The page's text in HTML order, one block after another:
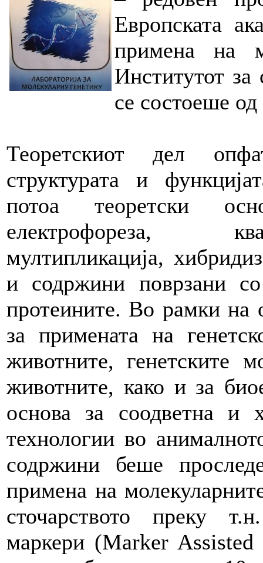
Европската
примена на
Институтот за
се состоеше
Теоретскиот дел
структурата и
потоа теоретски
електрофореза,
мултипликација,
и содржини поврзани
протеините. Во рамки на
за примената на
животните, генетските
животните, како и за
основа за соодветна и
технологии во
содржини беше
примена на
сточарството преку
маркери (Marker